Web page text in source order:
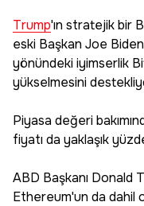
Trump'ın stratejik bir
eski Başkan Joe
yönündeki iyimserlik
yükselmesini
Piyasa değeri
fiyatı da yaklaşık
ABD Başkanı Donald
Ethereum'un da dahil